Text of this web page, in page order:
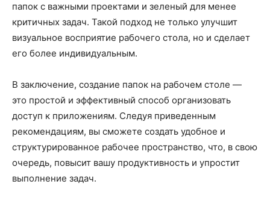
папок с важными проектами и зеленый для менее
критичных задач. Такой подход не только улучшит
визуальное восприятие рабочего стола, но и сделает
его более индивидуальным.
В заключение, создание папок на рабочем столе —
это простой и эффективный способ организовать
доступ к приложениям. Следуя приведенным
рекомендациям, вы сможете создать удобное и
структурированное рабочее пространство, что, в свою
очередь, повысит вашу продуктивность и упростит
выполнение задач.